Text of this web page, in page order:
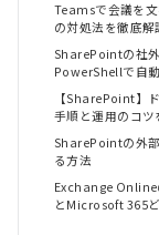
Teamsで会議を
の対処法を徹底解
SharePointの社
PowerShellで自
【SharePoint】
手順と運用のコツ
SharePointの外
る方法
Exchange Online
とMicrosoft 365